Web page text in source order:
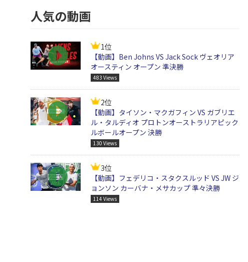
人気の動画
1位
【動画】Ben Johns VS Jack Sock ヴェオリア
オースティン オープン 準決勝
483 Views
2位
【動画】タイソン・マクガフィン VS ガブリエ
ル・タルディオ プロトンオーストラリアピック
ルボールオープン 決勝
130 Views
3位
【動画】フェデリコ・スタクスルッド VS JW ジ
ョンソン カーバナ・メサカップ 準々決勝
114 Views